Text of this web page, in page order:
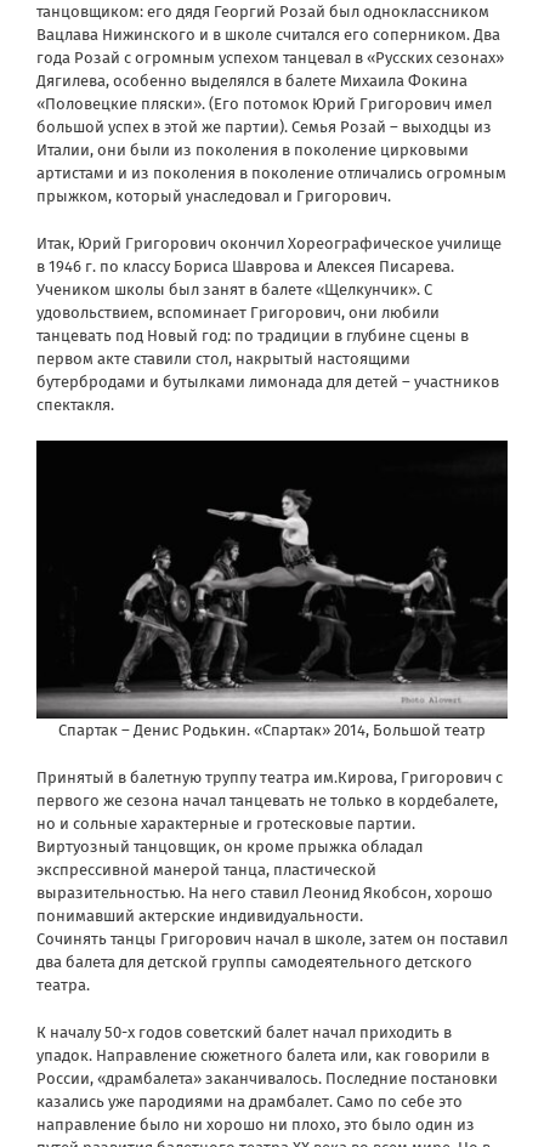
танцовщиком: его дядя Георгий Розай был одноклассником
Вацлава Нижинского и в школе считался его соперником. Два
года Розай с огромным успехом танцевал в «Русских сезонах»
Дягилева, особенно выделялся в балете Михаила Фокина
«Половецкие пляски». (Его потомок Юрий Григорович имел
большой успех в этой же партии). Семья Розай – выходцы из
Италии, они были из поколения в поколение цирковыми
артистами и из поколения в поколение отличались огромным
прыжком, который унаследовал и Григорович.
Итак, Юрий Григорович окончил Хореографическое училище
в 1946 г. по классу Бориса Шаврова и Алексея Писарева.
Учеником школы был занят в балете «Щелкунчик». С
удовольствием, вспоминает Григорович, они любили
танцевать под Новый год: по традиции в глубине сцены в
первом акте ставили стол, накрытый настоящими
бутербродами и бутылками лимонада для детей – участников
спектакля.
Спартак – Денис Родькин. «Спартак» 2014, Большой театр
Принятый в балетную труппу театра им.Кирова, Григорович с
первого же сезона начал танцевать не только в кордебалете,
но и сольные характерные и гротесковые партии.
Виртуозный танцовщик, он кроме прыжка обладал
экспрессивной манерой танца, пластической
выразительностью. На него ставил Леонид Якобсон, хорошо
понимавший актерские индивидуальности.
Сочинять танцы Григорович начал в школе, затем он поставил
два балета для детской группы самодеятельного детского
театра.
К началу 50-х годов советский балет начал приходить в
упадок. Направление сюжетного балета или, как говорили в
России, «драмбалета» заканчивалось. Последние постановки
казались уже пародиями на драмбалет. Само по себе это
направление было ни хорошо ни плохо, это было один из